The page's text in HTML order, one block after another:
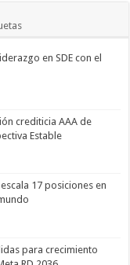
en SDE con el
crediticia AAA de
Estable
17 posiciones en
para crecimiento